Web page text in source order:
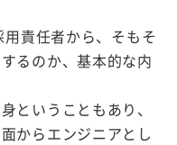
責任者から、そもそ
るのか、基本的な内
ということもあり、
からエンジニアとし